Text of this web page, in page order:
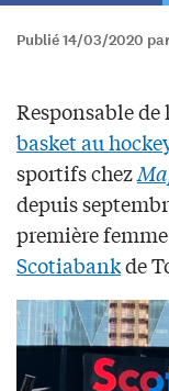
Publié 14/03/2020
Responsable
basket au
sportifs chez
depuis
première
Scotiabankde